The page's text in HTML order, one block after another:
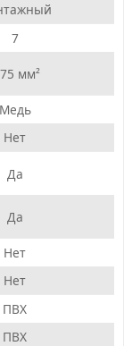
7
мм²
Медь
Нет
Да
Да
Нет
Нет
ПВХ
ПВХ